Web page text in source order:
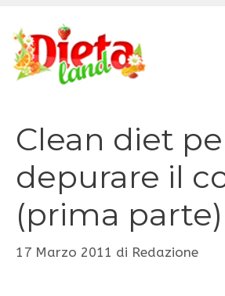
contenuto
Clean diet
depurare il
(prima parte)
17 Marzo 2011 di Redazione